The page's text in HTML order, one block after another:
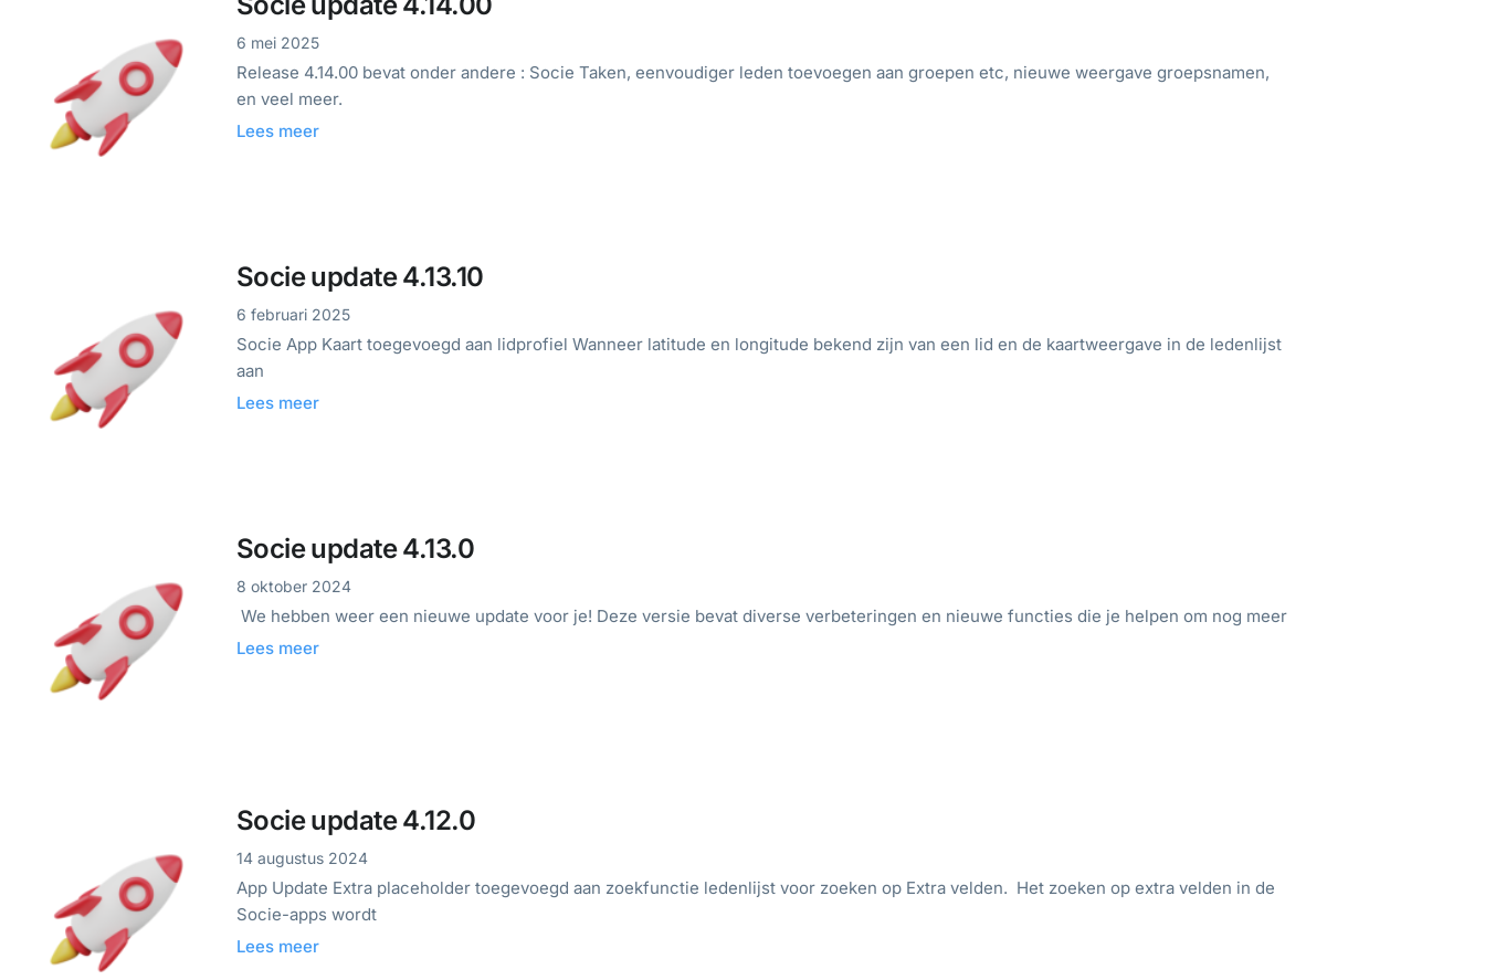
6 mei 2025
Release 4.14.00 bevat onder andere : Socie Taken, eenvoudiger leden toevoegen aan groepen etc, nieuwe weergave groepsnamen,
en veel meer.
Lees meer
Socie update 4.13.10
6 februari 2025
Socie App Kaart toegevoegd aan lidprofiel Wanneer latitude en longitude bekend zijn van een lid en de kaartweergave in de ledenlijst
aan
Lees meer
Socie update 4.13.0
8 oktober 2024
We hebben weer een nieuwe update voor je! Deze versie bevat diverse verbeteringen en nieuwe functies die je helpen om nog meer
Lees meer
Socie update 4.12.0
14 augustus 2024
App Update Extra placeholder toegevoegd aan zoekfunctie ledenlijst voor zoeken op Extra velden. Het zoeken op extra velden in de
Socie-apps wordt
Lees meer